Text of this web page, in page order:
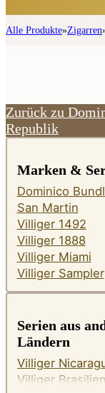
Alle Produkte»Zigarren
Zurück zu
Republik
Marken &
Dominico
San Martin
Villiger 1492
Villiger 1888
Villiger Miami
Villiger Sampler
Serien aus
Ländern
Villiger
Villiger Brasilien